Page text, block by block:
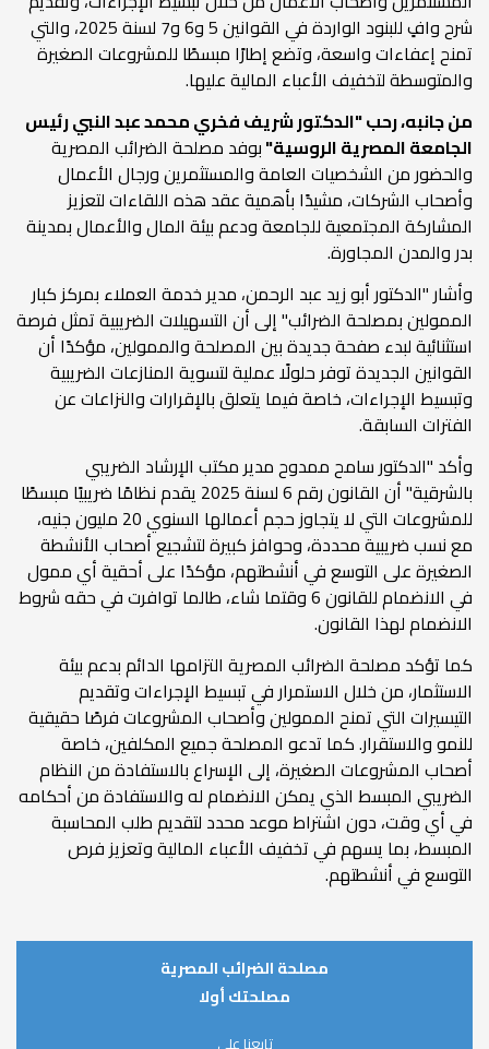
شرح وافٍ للبنود الواردة في القوانين 5 و6 و7 لسنة 2025، والتي
تمنح إعفاءات واسعة، وتضع إطارًا مبسطًا للمشروعات الصغيرة
والمتوسطة لتخفيف الأعباء المالية عليها.
من جانبه، رحب "الدكتور شريف فخري محمد عبد النبي رئيس
الجامعة المصرية الروسية"بوفد مصلحة الضرائب المصرية
والحضور من الشخصيات العامة والمستثمرين ورجال الأعمال
وأصحاب الشركات، مشيدًا بأهمية عقد هذه اللقاءات لتعزيز
المشاركة المجتمعية للجامعة ودعم بيئة المال والأعمال بمدينة
بدر والمدن المجاورة.
وأشار "الدكتور أبو زيد عبد الرحمن، مدير خدمة العملاء بمركز كبار
الممولين بمصلحة الضرائب" إلى أن التسهيلات الضريبية تمثل فرصة
استثنائية لبدء صفحة جديدة بين المصلحة والممولين، مؤكدًا أن
القوانين الجديدة توفر حلولًا عملية لتسوية المنازعات الضريبية
وتبسيط الإجراءات، خاصة فيما يتعلق بالإقرارات والنزاعات عن
الفترات السابقة.
وأكد "الدكتور سامح ممدوح مدير مكتب الإرشاد الضريبي
بالشرقية" أن القانون رقم 6 لسنة 2025 يقدم نظامًا ضريبيًا مبسطًا
للمشروعات التي لا يتجاوز حجم أعمالها السنوي 20 مليون جنيه،
مع نسب ضريبية محددة، وحوافز كبيرة لتشجيع أصحاب الأنشطة
الصغيرة على التوسع في أنشطتهم، مؤكدًا على أحقية أي ممول
في الانضمام للقانون 6 وقتما شاء، طالما توافرت في حقه شروط
الانضمام لهذا القانون.
كما تؤكد مصلحة الضرائب المصرية التزامها الدائم بدعم بيئة
الاستثمار، من خلال الاستمرار في تبسيط الإجراءات وتقديم
التيسيرات التي تمنح الممولين وأصحاب المشروعات فرصًا حقيقية
للنمو والاستقرار. كما تدعو المصلحة جميع المكلفين، خاصة
أصحاب المشروعات الصغيرة، إلى الإسراع بالاستفادة من النظام
الضريبي المبسط الذي يمكن الانضمام له والاستفادة من أحكامه
في أي وقت، دون اشتراط موعد محدد لتقديم طلب المحاسبة
المبسط، بما يسهم في تخفيف الأعباء المالية وتعزيز فرص
التوسع في أنشطتهم.
مصلحة الضرائب المصرية
مصلحتك أولا
تابعنا على